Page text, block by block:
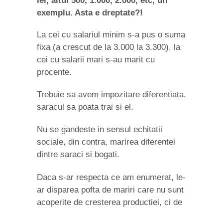
exemplu. Asta e dreptate?!
La cei cu salariul minim s-a pus o suma
fixa (a crescut de la 3.000 la 3.300), la
cei cu salarii mari s-au marit cu
procente.
Trebuie sa avem impozitare diferentiata,
saracul sa poata trai si el.
Nu se gandeste in sensul echitatii
sociale, din contra, marirea diferentei
dintre saraci si bogati.
Daca s-ar respecta ce am enumerat, le-
ar disparea pofta de mariri care nu sunt
acoperite de cresterea productiei, ci de